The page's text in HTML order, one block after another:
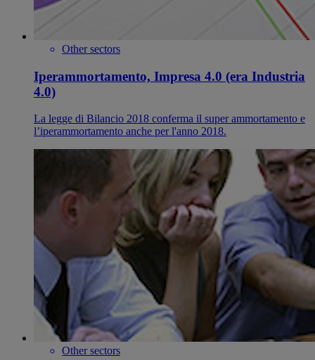
Other sectors
Iperammortamento, Impresa 4.0 (era Industria
4.0)
La legge di Bilancio 2018 conferma il super ammortamento e
l’iperammortamento anche per l'anno 2018.
Other sectors